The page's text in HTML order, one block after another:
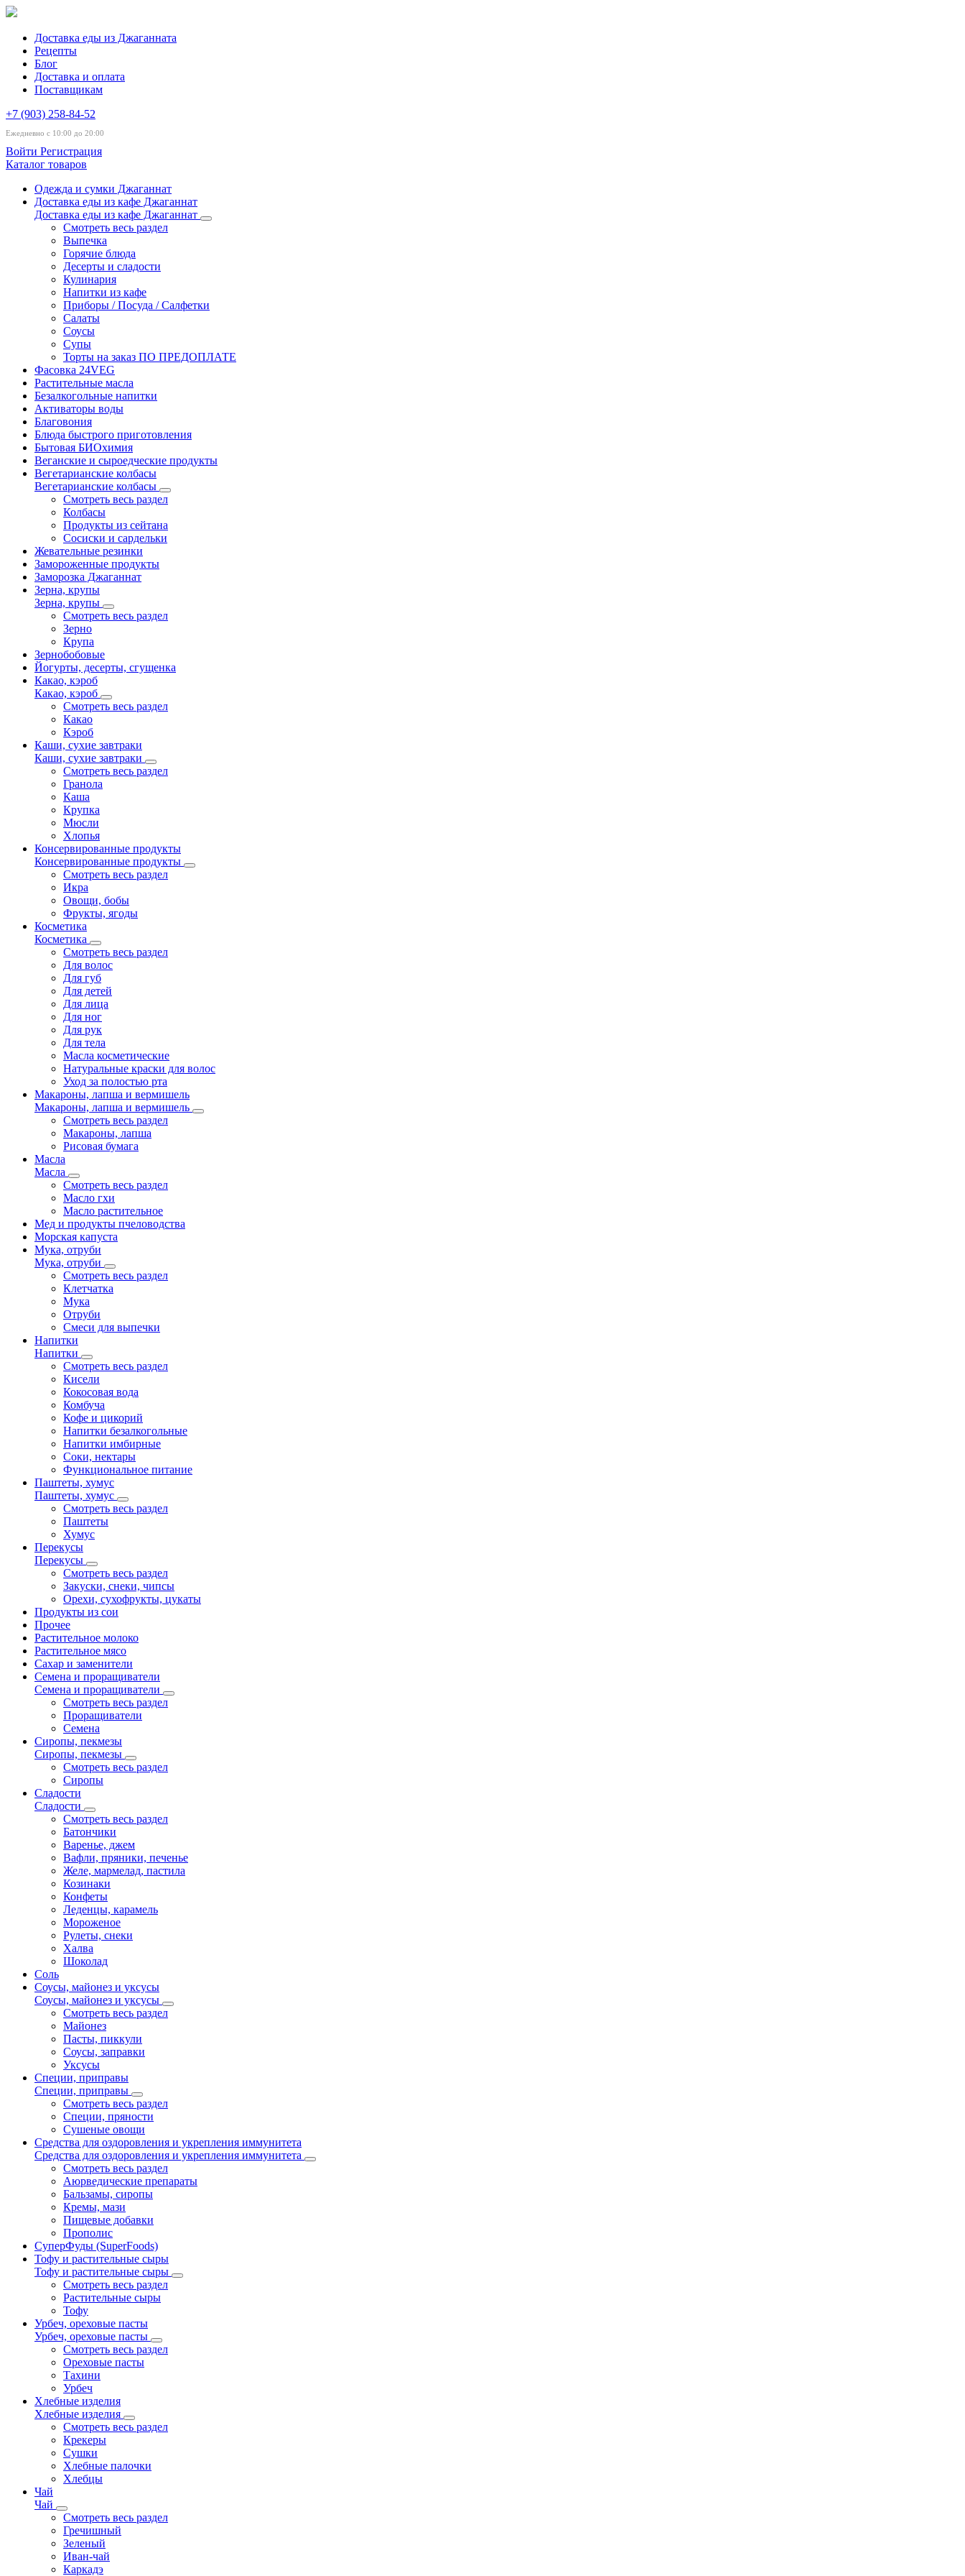
Доставка еды из Джаганната
Рецепты
Блог
Доставка и оплата
Поставщикам
+7 (903) 258-84-52
Ежедневно с 10:00 до 20:00
Войти Регистрация
Каталог товаров
Одежда и сумки Джаганнат
Доставка еды из кафе Джаганнат
Доставка еды из кафе Джаганнат
Смотреть весь раздел
Выпечка
Горячие блюда
Десерты и сладости
Кулинария
Напитки из кафе
Приборы / Посуда / Салфетки
Салаты
Соусы
Супы
Торты на заказ ПО ПРЕДОПЛАТЕ
Фасовка 24VEG
Растительные масла
Безалкогольные напитки
Активаторы воды
Благовония
Блюда быстрого приготовления
Бытовая БИОхимия
Веганские и сыроедческие продукты
Вегетарианские колбасы
Вегетарианские колбасы
Смотреть весь раздел
Колбасы
Продукты из сейтана
Сосиски и сардельки
Жевательные резинки
Замороженные продукты
Заморозка Джаганнат
Зерна, крупы
Зерна, крупы
Смотреть весь раздел
Зерно
Крупа
Зернобобовые
Йогурты, десерты, сгущенка
Какао, кэроб
Какао, кэроб
Смотреть весь раздел
Какао
Кэроб
Каши, сухие завтраки
Каши, сухие завтраки
Смотреть весь раздел
Гранола
Каша
Крупка
Мюсли
Хлопья
Консервированные продукты
Консервированные продукты
Смотреть весь раздел
Икра
Овощи, бобы
Фрукты, ягоды
Косметика
Косметика
Смотреть весь раздел
Для волос
Для губ
Для детей
Для лица
Для ног
Для рук
Для тела
Масла косметические
Натуральные краски для волос
Уход за полостью рта
Макароны, лапша и вермишель
Макароны, лапша и вермишель
Смотреть весь раздел
Макароны, лапша
Рисовая бумага
Масла
Масла
Смотреть весь раздел
Масло гхи
Масло растительное
Мед и продукты пчеловодства
Морская капуста
Мука, отруби
Мука, отруби
Смотреть весь раздел
Клетчатка
Мука
Отруби
Смеси для выпечки
Напитки
Напитки
Смотреть весь раздел
Кисели
Кокосовая вода
Комбуча
Кофе и цикорий
Напитки безалкогольные
Напитки имбирные
Соки, нектары
Функциональное питание
Паштеты, хумус
Паштеты, хумус
Смотреть весь раздел
Паштеты
Хумус
Перекусы
Перекусы
Смотреть весь раздел
Закуски, снеки, чипсы
Орехи, сухофрукты, цукаты
Продукты из сои
Прочее
Растительное молоко
Растительное мясо
Сахар и заменители
Семена и проращиватели
Семена и проращиватели
Смотреть весь раздел
Проращиватели
Семена
Сиропы, пекмезы
Сиропы, пекмезы
Смотреть весь раздел
Сиропы
Сладости
Сладости
Смотреть весь раздел
Батончики
Варенье, джем
Вафли, пряники, печенье
Желе, мармелад, пастила
Козинаки
Конфеты
Леденцы, карамель
Мороженое
Рулеты, снеки
Халва
Шоколад
Соль
Соусы, майонез и уксусы
Соусы, майонез и уксусы
Смотреть весь раздел
Майонез
Пасты, пиккули
Соусы, заправки
Уксусы
Специи, приправы
Специи, приправы
Смотреть весь раздел
Специи, пряности
Сушеные овощи
Средства для оздоровления и укрепления иммунитета
Средства для оздоровления и укрепления иммунитета
Смотреть весь раздел
Аюрведические препараты
Бальзамы, сиропы
Кремы, мази
Пищевые добавки
Прополис
СуперФуды (SuperFoods)
Тофу и растительные сыры
Тофу и растительные сыры
Смотреть весь раздел
Растительные сыры
Тофу
Урбеч, ореховые пасты
Урбеч, ореховые пасты
Смотреть весь раздел
Ореховые пасты
Тахини
Урбеч
Хлебные изделия
Хлебные изделия
Смотреть весь раздел
Крекеры
Сушки
Хлебные палочки
Хлебцы
Чай
Чай
Смотреть весь раздел
Гречишный
Зеленый
Иван-чай
Каркадэ